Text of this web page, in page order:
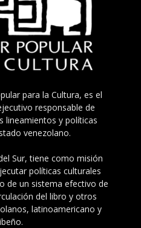
para la Cultura, es el
responsable de
lineamientos y políticas
venezolano.
Sur, tiene como misión
políticas culturales
de un sistema efectivo de
del libro y otros
latinoamericano y